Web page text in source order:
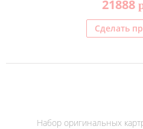
21888
Сделать
Набор оригинальных